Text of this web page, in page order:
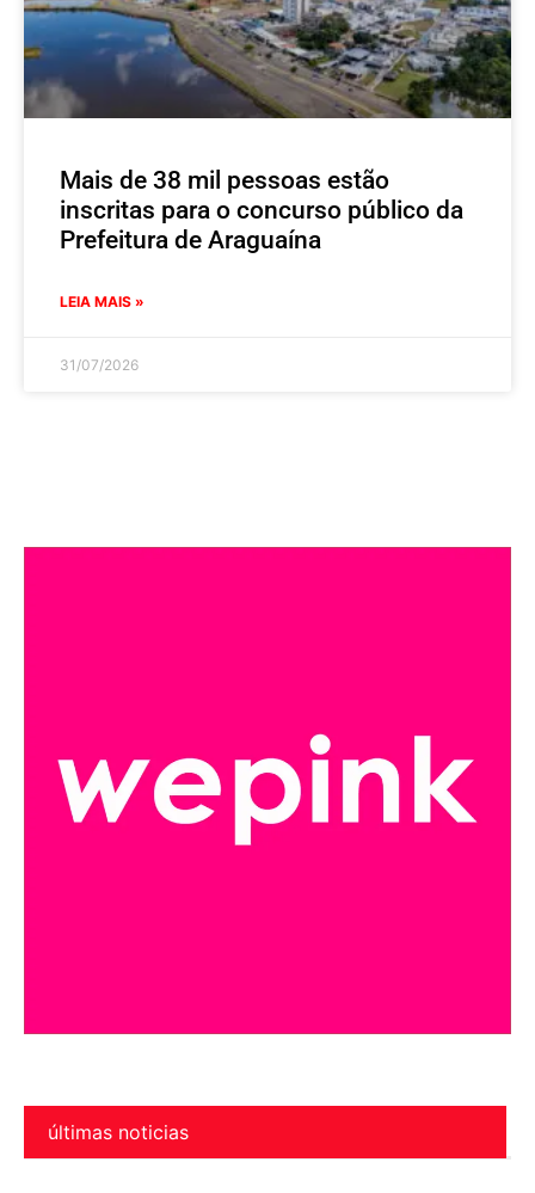
Mais de 38 mil pessoas estão
inscritas para o concurso público da
Prefeitura de Araguaína
LEIA MAIS »
31/07/2026
últimas noticias